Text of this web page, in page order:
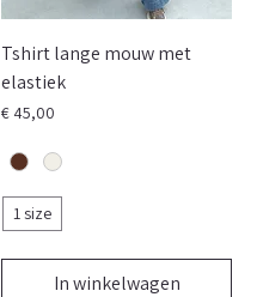
Tshirt lange mouw met
elastiek
Prijs
€ 45,00
1 size
In winkelwagen